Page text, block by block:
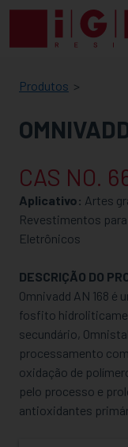
IGM
RESINS
Produtos
CAS NO.
Aplicativo: Artes
Revestimentos
Eletrônicos
DESCRIÇÃO DO
Omnivadd AN 168
fosfito
secundário,
processamento
oxidação de
pelo processo e
antioxidantes